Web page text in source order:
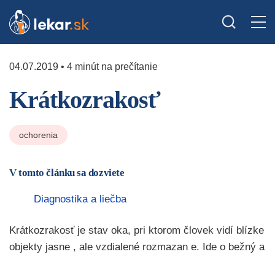
04.07.2019 • 4 minút na prečítanie
Krátkozrakosť
ochorenia
V tomto článku sa dozviete
Diagnostika a liečba
Krátkozrakosť je stav oka, pri ktorom človek vidí blízke
objekty jasne , ale vzdialené rozmazan e. Ide o bežný a